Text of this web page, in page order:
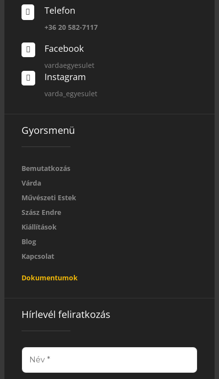
 Telefon
+36 20 582-7117
 Facebook
vardaegyesulet
 Instagram
varda_egyesulet
Gyorsmenü
Bemutatkozás
Várda
Művészeti Estek
Szász Endre
Kiállítások
Blog
Kapcsolat
Dokumentumok
Hírlevél feliratkozás